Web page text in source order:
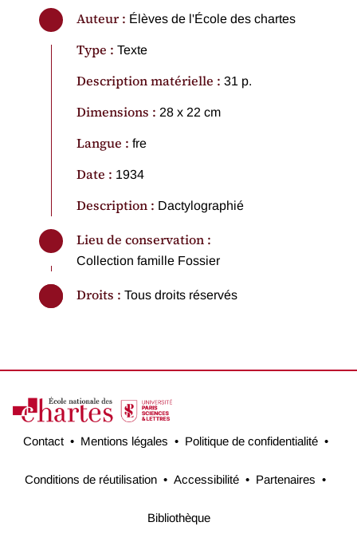
Auteur : Élèves de l'École des chartes
Type : Texte
Description matérielle : 31 p.
Dimensions : 28 x 22 cm
Langue : fre
Date : 1934
Description : Dactylographié
Lieu de conservation :
Collection famille Fossier
Droits : Tous droits réservés
Contact Mentions légales Politique de confidentialité
Conditions de réutilisation Accessibilité Partenaires
Bibliothèque